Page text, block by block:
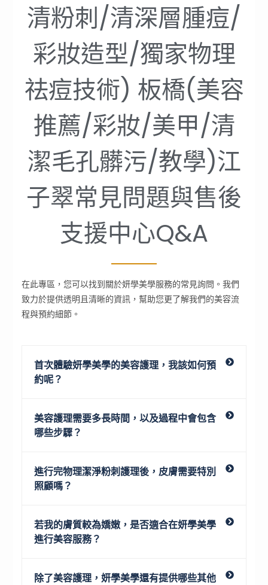
清粉刺/清深層腫痘/
彩妝造型/獨家物理
祛痘技術) 板橋(美容
推薦/彩妝/美甲/清
潔毛孔髒污/教學)江
子翠常見問題與售後
支援中心Q&A
在此專區，您可以找到關於妍學美學服務的常見詢問。我們
致力於提供透明且清晰的資訊，幫助您更了解我們的美容流
程與預約細節。
首次體驗妍學美學的美容護理，我該如何預
約呢？
美容護理需要多長時間，以及過程中會包含
哪些步驟？
進行完物理潔淨粉刺護理後，皮膚需要特別
照顧嗎？
若我的膚質較為嬌嫩，是否適合在妍學美學
進行美容服務？
除了美容護理，妍學美學還有提供哪些其他